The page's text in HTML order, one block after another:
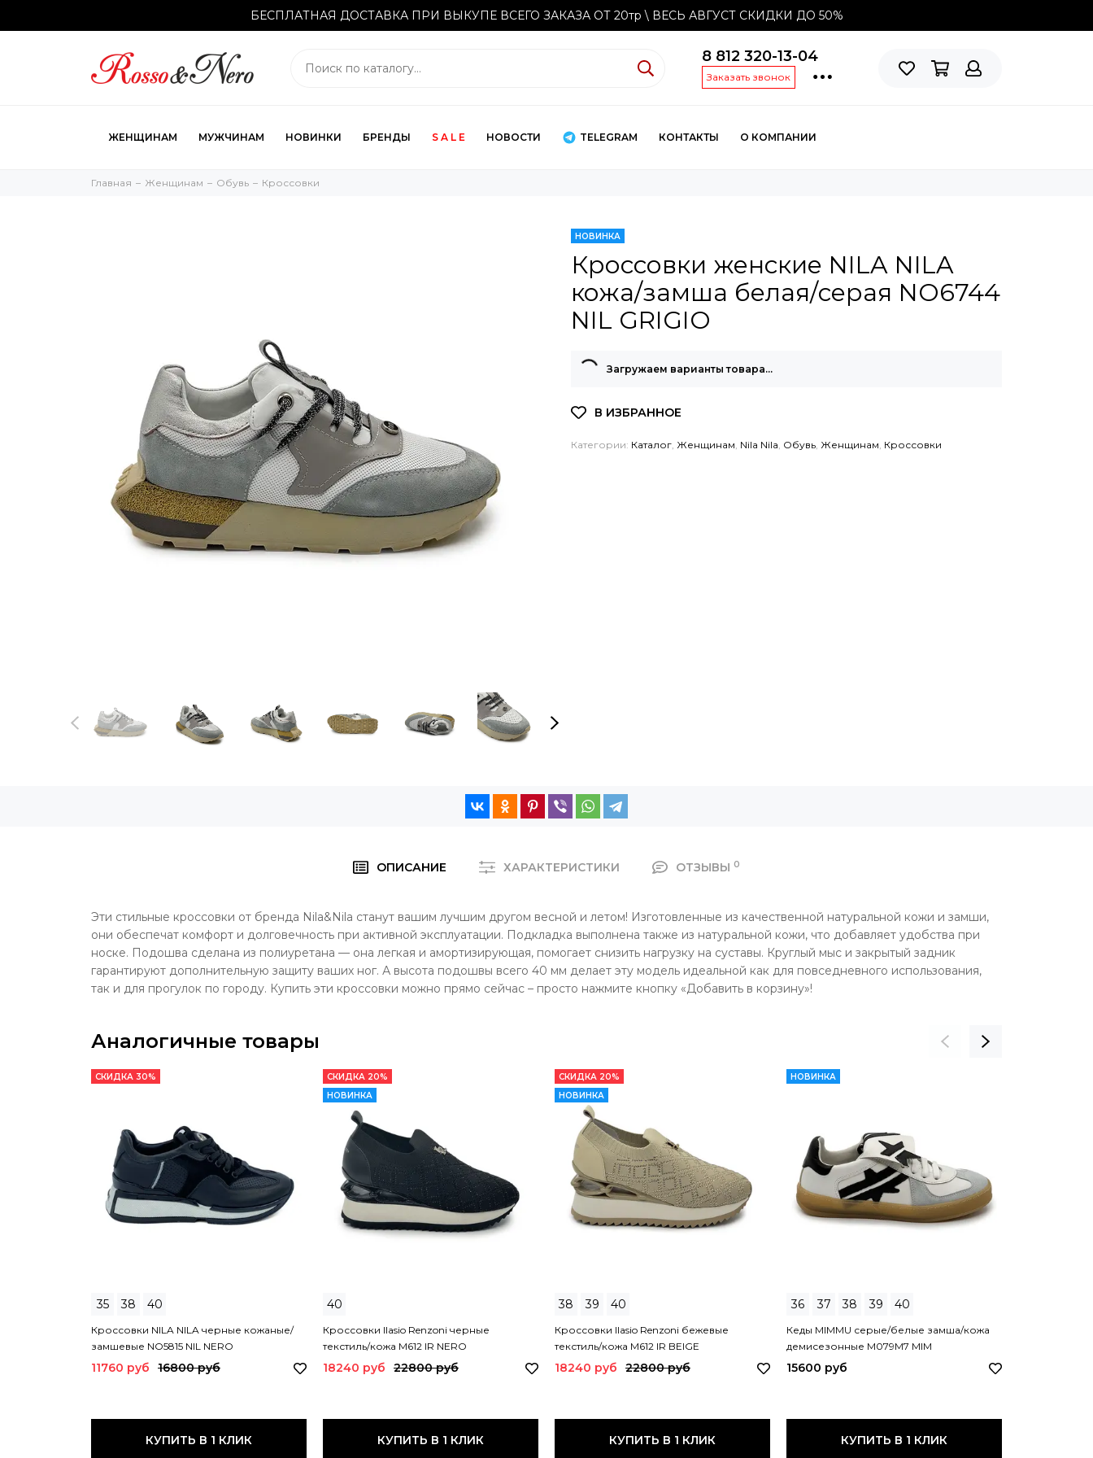
БЕСПЛАТНАЯ ДОСТАВКА ПРИ ВЫКУПЕ ВСЕГО ЗАКАЗА ОТ 20тр \ ВЕСЬ АВГУСТ СКИДКИ ДО 50%
8 812 320-13-04
Заказать звонок
ЖЕНЩИНАМ МУЖЧИНАМ НОВИНКИ БРЕНДЫ S A L E НОВОСТИ TELEGRAM КОНТАКТЫ О КОМПАНИИ
Главная Женщинам Обувь Кроссовки
НОВИНКА
Кроссовки женские NILA NILA
кожа/замша белая/серая NO6744
NIL GRIGIO
Загружаем варианты товара…
Категории: Каталог, Женщинам, Nila Nila, Обувь, Женщинам, Кроссовки
ОПИСАНИЕ ХАРАКТЕРИСТИКИ ОТЗЫВЫ 0
Эти стильные кроссовки от бренда Nila&Nila станут вашим лучшим другом весной и летом! Изготовленные из качественной натуральной кожи и замши,
они обеспечат комфорт и долговечность при активной эксплуатации. Подкладка выполнена также из натуральной кожи, что добавляет удобства при
носке. Подошва сделана из полиуретана — она легкая и амортизирующая, помогает снизить нагрузку на суставы. Круглый мыс и закрытый задник
гарантируют дополнительную защиту ваших ног. А высота подошвы всего 40 мм делает эту модель идеальной как для повседневного использования,
так и для прогулок по городу. Купить эти кроссовки можно прямо сейчас – просто нажмите кнопку «Добавить в корзину»!
Аналогичные товары
СКИДКА 30%
35 38 40
Кроссовки NILA NILA черные кожаные/
замшевые NO5815 NIL NERO
11760 руб 16800 руб
КУПИТЬ В 1 КЛИК
СКИДКА 20%
НОВИНКА
40
Кроссовки Ilasio Renzoni черные
текстиль/кожа M612 IR NERO
18240 руб 22800 руб
КУПИТЬ В 1 КЛИК
СКИДКА 20%
НОВИНКА
38 39 40
Кроссовки Ilasio Renzoni бежевые
текстиль/кожа M612 IR BEIGE
18240 руб 22800 руб
КУПИТЬ В 1 КЛИК
НОВИНКА
36 37 38 39 40
Кеды MIMMU серые/белые замша/кожа
демисезонные M079M7 MIM
15600 руб
КУПИТЬ В 1 КЛИК